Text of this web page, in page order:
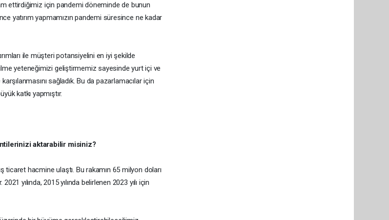
ettirdiğimiz için pandemi döneminde de bunun
yatırım yapmamızın pandemi süresince ne kadar
ile müşteri potansiyelini en iyi şekilde
yeteneğimizi geliştirmemiz sayesinde yurt içi ve
sağladık. Bu da pazarlamacılar için
katkı yapmıştır.
aktarabilir misiniz?
ticaret hacmine ulaştı. Bu rakamın 65 milyon doları
yılında, 2015 yılında belirlenen 2023 yılı için